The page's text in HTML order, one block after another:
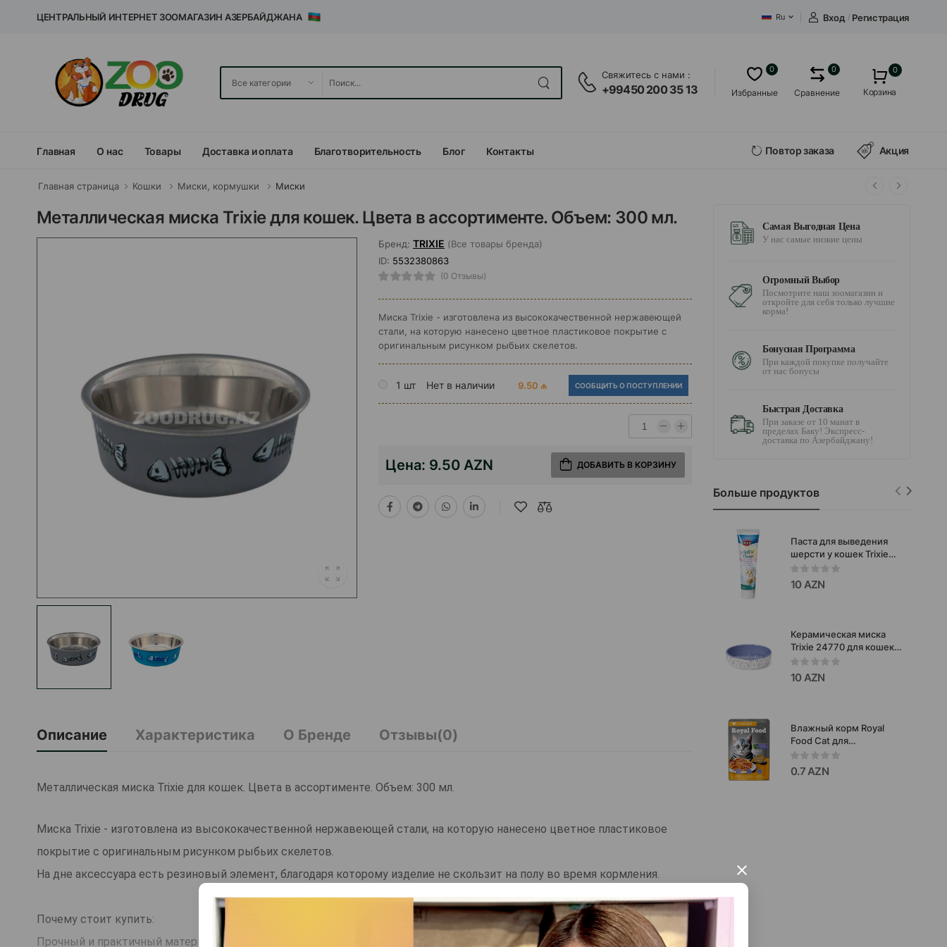
×
ЦЕНТРАЛЬНЫЙ ИНТЕРНЕТ ЗООМАГАЗИН АЗЕРБАЙДЖАНА Ru Вход / Регистрация
Свяжитесь с нами :
+99450 200 35 13 Избранные
0
Сравнение
0 0
Корзина
Главная О нас Товары Доставка и оплата Благотворительность Блог Контакты Повтор заказа Акция
Главная страница Кошки Миски, кормушки Миски
Металлическая миска Trixie для кошек. Цвета в ассортименте. Объем: 300 мл.
Бренд: TRIXIE (Все товары бренда)
ID: 5532380863
(0 Отзывы)
Миска Trixie - изготовлена ​​из высококачественной нержавеющей
стали, на которую нанесено цветное пластиковое покрытие с
оригинальным рисунком рыбьих скелетов.
1 шт Нет в наличии 9.50 ₼ СООБЩИТЬ О ПОСТУПЛЕНИИ
Цена: 9.50 AZN ДОБАВИТЬ В КОРЗИНУ
Описание Характеристика О Бренде Отзывы(0)
Металлическая миска Trixie для кошек. Цвета в ассортименте. Объем: 300 мл.
Миска Trixie - изготовлена ​​из высококачественной нержавеющей стали, на которую нанесено цветное пластиковое
покрытие с оригинальным рисунком рыбьих скелетов.
На дне аксессуара есть резиновый элемент, благодаря которому изделие не скользит на полу во время кормления.
Почему стоит купить:
Прочный и практичный материал.
Самая Выгодная Цена
У нас самые низкие цены
Огромный Выбор
Посмотрите наш зоомагазин и
откройте для себя только лучшие
корма!
Бонусная Программа
При каждой покупке получайте
от нас бонусы
Быстрая Доставка
При заказе от 10 манат в
пределах Баку! Экспресс-
доставка по Азербайджану!
Больше продуктов
Паста для выведения
шерсти у кошек Trixie
Malt’n’Cheese с сыром и
биотином 100 г #42738
10 AZN
Керамическая миска
Trixie 24770 для кошек-
стильная, устойчивая и
удобная миска для
корма или воды 0.3л.
10 AZN
Влажный корм Royal
Food Cat для
стерилизованных
кошек с курицей в желе
75 гр.
0.7 AZN